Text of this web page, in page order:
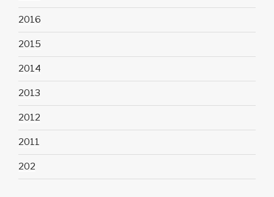
2016
2015
2014
2013
2012
2011
202